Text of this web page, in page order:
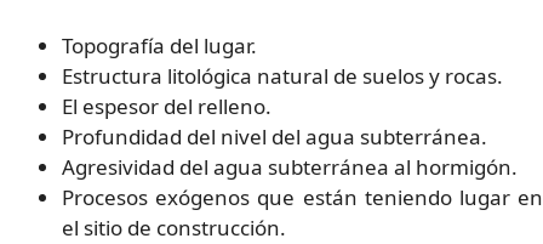
Topografía del lugar.
Estructura litológica natural de suelos y rocas.
El espesor del relleno.
Profundidad del nivel del agua subterránea.
Agresividad del agua subterránea al hormigón.
Procesos exógenos que están teniendo lugar en
el sitio de construcción.